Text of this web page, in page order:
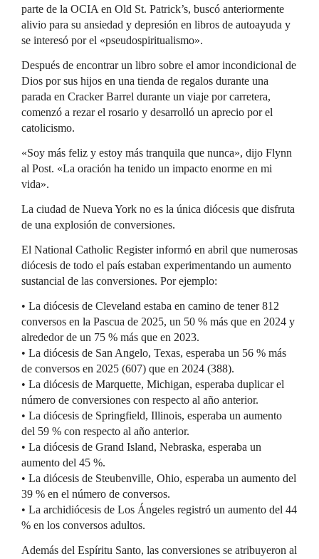
parte de la OCIA en Old St. Patrick’s, buscó anteriormente
alivio para su ansiedad y depresión en libros de autoayuda y
se interesó por el «pseudospiritualismo».
Después de encontrar un libro sobre el amor incondicional de
Dios por sus hijos en una tienda de regalos durante una
parada en Cracker Barrel durante un viaje por carretera,
comenzó a rezar el rosario y desarrolló un aprecio por el
catolicismo.
«Soy más feliz y estoy más tranquila que nunca», dijo Flynn
al Post. «La oración ha tenido un impacto enorme en mi
vida».
La ciudad de Nueva York no es la única diócesis que disfruta
de una explosión de conversiones.
El National Catholic Register informó en abril que numerosas
diócesis de todo el país estaban experimentando un aumento
sustancial de las conversiones. Por ejemplo:
• La diócesis de Cleveland estaba en camino de tener 812
conversos en la Pascua de 2025, un 50 % más que en 2024 y
alrededor de un 75 % más que en 2023.
• La diócesis de San Angelo, Texas, esperaba un 56 % más
de conversos en 2025 (607) que en 2024 (388).
• La diócesis de Marquette, Michigan, esperaba duplicar el
número de conversiones con respecto al año anterior.
• La diócesis de Springfield, Illinois, esperaba un aumento
del 59 % con respecto al año anterior.
• La diócesis de Grand Island, Nebraska, esperaba un
aumento del 45 %.
• La diócesis de Steubenville, Ohio, esperaba un aumento del
39 % en el número de conversos.
• La archidiócesis de Los Ángeles registró un aumento del 44
% en los conversos adultos.
Además del Espíritu Santo, las conversiones se atribuyeron al